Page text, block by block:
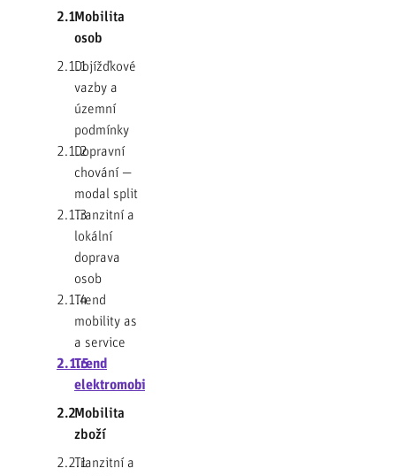
2.1Mobilita
osob
2.1.1Dojížďkové
vazby a
územní
podmínky
2.1.2Dopravní
chování —
modal split
2.1.3Tranzitní a
lokální
doprava
osob
2.1.4Trend
mobility as
a service
2.1.5Trend
elektromobility
2.2Mobilita
zboží
2.2.1Tranzitní a